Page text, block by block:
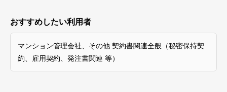
おすすめしたい利用者
マンション管理会社、その他 契約書関連全般（秘密保持契
約、雇用契約、発注書関連 等）